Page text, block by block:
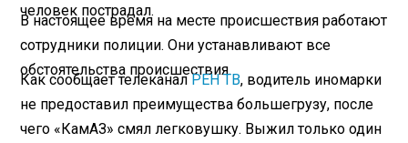
человек пострадал.
В настоящее время на месте происшествия работают
сотрудники полиции. Они устанавливают все
обстоятельства происшествия.
Как сообщает телеканалРЕН ТВ, водитель иномарки
не предоставил преимущества большегрузу, после
чего «КамАЗ» смял легковушку. Выжил только один